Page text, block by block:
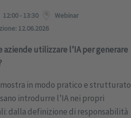
12:00 - 13:30
Webinar
12.06.2026
aziende utilizzare l’IA per generare
in modo pratico e strutturato
introdurre l’IA nei propri
dalla definizione di responsabilità